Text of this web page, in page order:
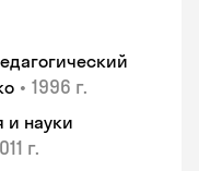
• 1996 г.
и науки
г.